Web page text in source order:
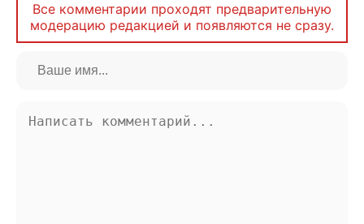
Все комментарии проходят предварительную
модерацию редакцией и появляются не сразу.